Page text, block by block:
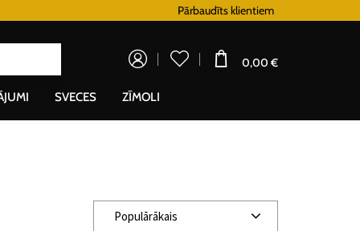
Pārbaudīts klientiem
0,00 €
SVECES ZĪMOLI
Populārākais